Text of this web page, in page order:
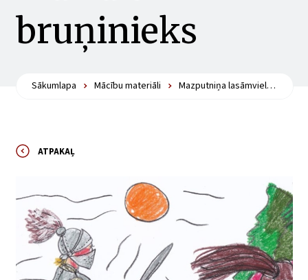
bruņinieks
Sākumlapa Mācību materiāli Mazputniņa lasāmviela: Maizais bruņinieks
ATPAKAĻ